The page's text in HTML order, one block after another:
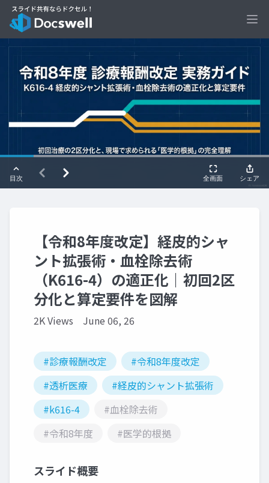
【令和8年度改定】経皮的シャ
ント拡張術・血栓除去術
（K616-4）の適正化｜初回2区
分化と算定要件を図解
2K Views June 06, 26
#診療報酬改定
#令和8年度改定
#透析医療
#経皮的シャント拡張術
#k616-4
#血栓除去術
#令和8年度
#医学的根拠
スライド概要